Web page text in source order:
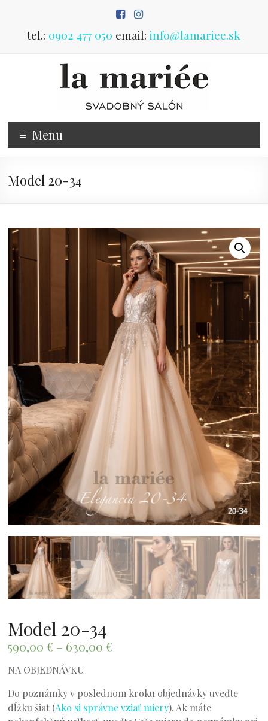
tel.: 0902 477 050 email:info@lamariee.sk
Predaj
svadobných
šiat
Poprad
Menu
Model 20-34
Model 20-34
590,00€ – 630,00€
NA OBJEDNÁVKU
Do poznámky v poslednom kroku objednávky uveďte
dĺžku šiat (Ako si správne vziať miery). Ak máte